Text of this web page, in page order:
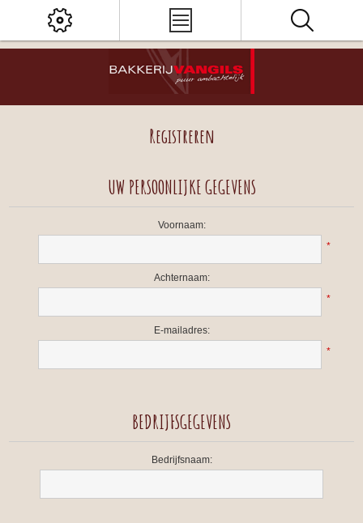
Registreren
UW PERSOONLIJKE GEGEVENS
Voornaam:
*
Achternaam:
*
E-mailadres:
*
BEDRIJFSGEGEVENS
Bedrijfsnaam: